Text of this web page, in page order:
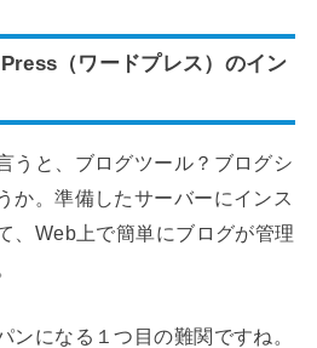
（ワードプレス）のイン
うと、ブログツール？ブログシ
か。準備したサーバーにインス
、Web上で簡単にブログが管理
ンになる１つ目の難関ですね。